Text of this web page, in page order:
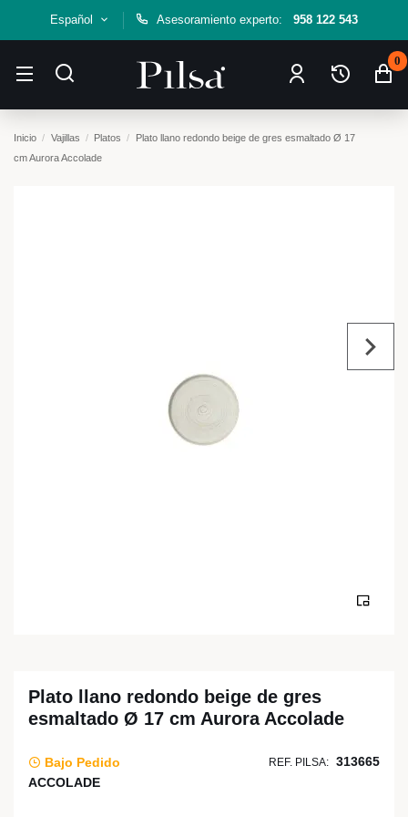
Español Asesoramiento experto: 958 122 543
0
Inicio Vajillas Platos
Plato llano redondo beige de gres esmaltado Ø 17
cm Aurora Accolade
Plato llano redondo beige de gres
esmaltado Ø 17 cm Aurora Accolade
Bajo Pedido REF. PILSA: 313665
ACCOLADE